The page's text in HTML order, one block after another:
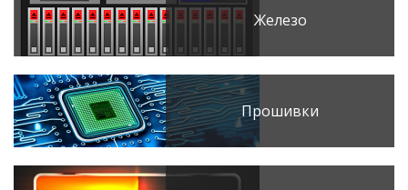
Железо
Прошивки